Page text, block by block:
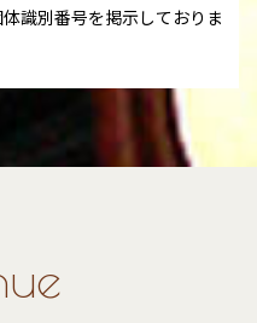
識別番号を掲示しておりま